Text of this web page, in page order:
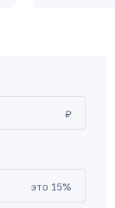
₽
это 15%